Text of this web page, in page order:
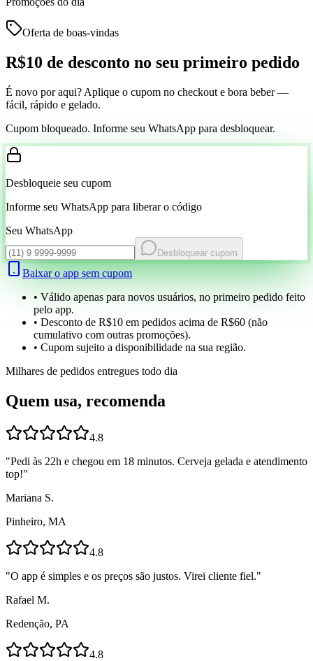
Oferta de boas-vindas
R$10 de desconto no seu primeiro pedido
É novo por aqui? Aplique o cupom no checkout e bora beber —
fácil, rápido e gelado.
Cupom bloqueado. Informe seu WhatsApp para desbloquear.
Desbloqueie seu cupom
Informe seu WhatsApp para liberar o código
Seu WhatsApp
Desbloquear cupom
Baixar o app sem cupom
• Válido apenas para novos usuários, no primeiro pedido feito
pelo app.
• Desconto de R$10 em pedidos acima de R$60 (não
cumulativo com outras promoções).
• Cupom sujeito a disponibilidade na sua região.
Milhares de pedidos entregues todo dia
Quem usa, recomenda
4.8
"Pedi às 22h e chegou em 18 minutos. Cerveja gelada e atendimento
top!"
Mariana S.
Pinheiro, MA
4.8
"O app é simples e os preços são justos. Virei cliente fiel."
Rafael M.
Redenção, PA
4.8